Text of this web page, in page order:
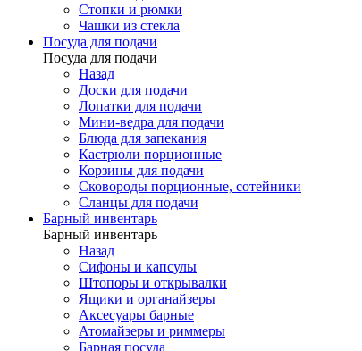
Стопки и рюмки
Чашки из стекла
Посуда для подачи
Посуда для подачи
Назад
Доски для подачи
Лопатки для подачи
Мини-ведра для подачи
Блюда для запекания
Кастрюли порционные
Корзины для подачи
Сковороды порционные, сотейники
Сланцы для подачи
Барный инвентарь
Барный инвентарь
Назад
Сифоны и капсулы
Штопоры и открывалки
Ящики и органайзеры
Аксесуары барные
Атомайзеры и риммеры
Барная посуда